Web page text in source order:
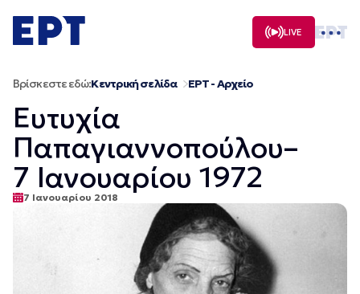
σε
περιεχόμενο
LIVE
Βρίσκεστε εδώ:Κεντρική σελίδα ΕΡΤ - Αρχείο
Ευτυχία
Παπαγιαννοπούλου–
7 Ιανουαρίου 1972
7 Ιανουαρίου 2018